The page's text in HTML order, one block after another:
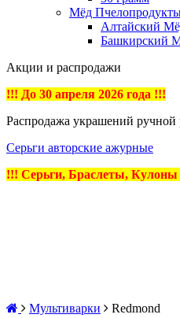
Мёд
Алтайский
Башкирский
Акции и распродажи
!!! До 30 апреля 2026 года !!!
Распродажа украшений
Серьги авторские ажурные
!!! Серьги, Браслеты, Кулоны
Мультиварки Redmond